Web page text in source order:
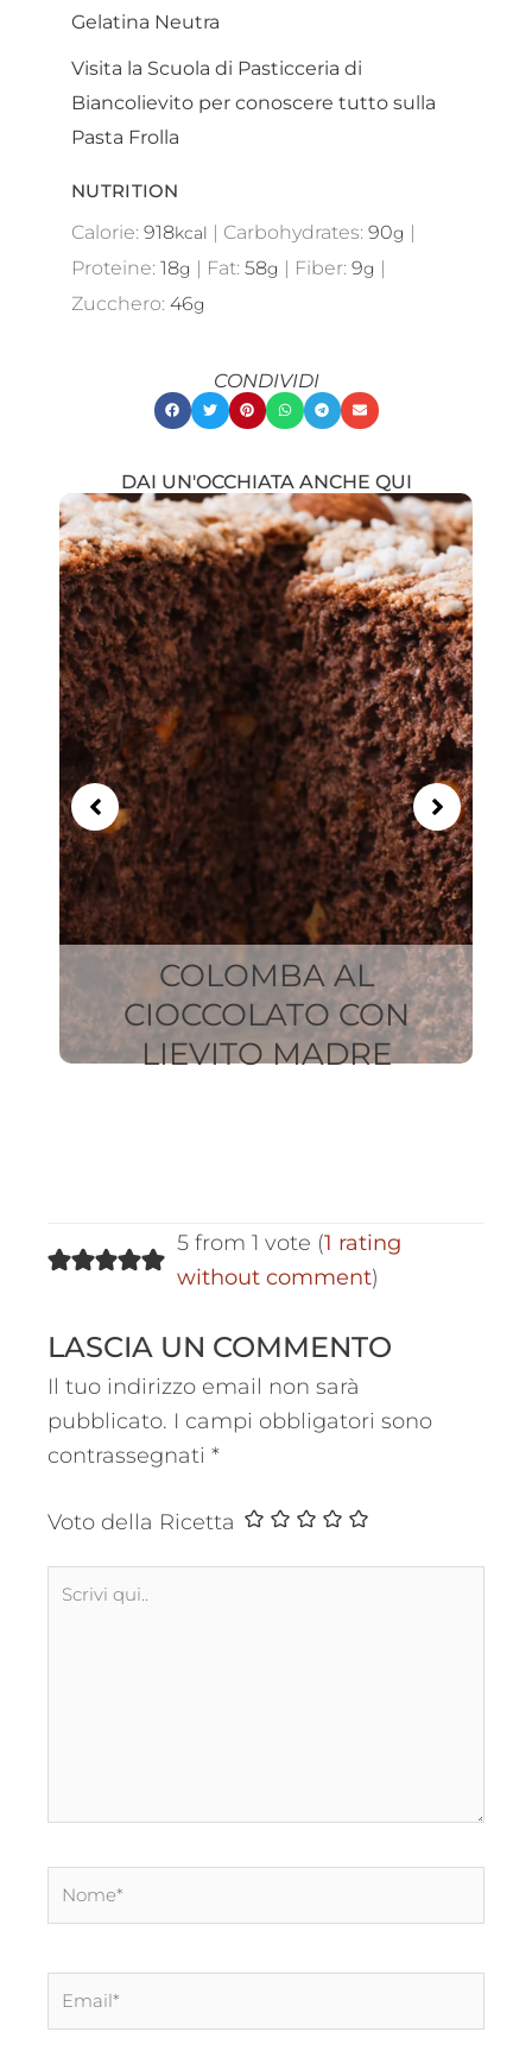
Gelatina Neutra
Visita la Scuola di Pasticceria di
Biancolievito per conoscere tutto sulla
Pasta Frolla
NUTRITION
Calorie: 918kcal | Carbohydrates: 90g |
Proteine: 18g | Fat: 58g | Fiber: 9g |
Zucchero: 46g
CONDIVIDI
DAI UN'OCCHIATA ANCHE QUI
COLOMBA AL
CIOCCOLATO CON
LIEVITO MADRE
Showing
Slide
1
of
21
5 from 1 vote (1 rating
without comment)
LASCIA UN COMMENTO
Il tuo indirizzo email non sarà
pubblicato. I campi obbligatori sono
contrassegnati *
Voto della Ricetta
Scrivi
Nome*
Email*